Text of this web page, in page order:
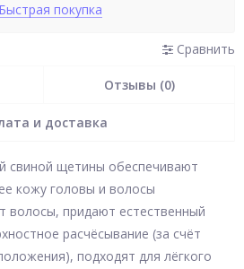
Быстрая покупка
Сравнить
Отзывы (0)
и доставка
свиной щетины обеспечивают
кожу головы и волосы
волосы, придают естественный
расчёсывание (за счёт
подходят для лёгкого